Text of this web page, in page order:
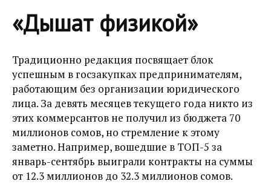
«Дышат физикой»
Традиционно редакция посвящает блок
успешным в госзакупках предпринимателям,
работающим без организации юридического
лица. За девять месяцев текущего года никто из
этих коммерсантов не получил из бюджета 70
миллионов сомов, но стремление к этому
заметно. Например, вошедшие в ТОП-5 за
январь-сентябрь выиграли контракты на суммы
от 12.3 миллионов до 32.3 миллионов сомов.